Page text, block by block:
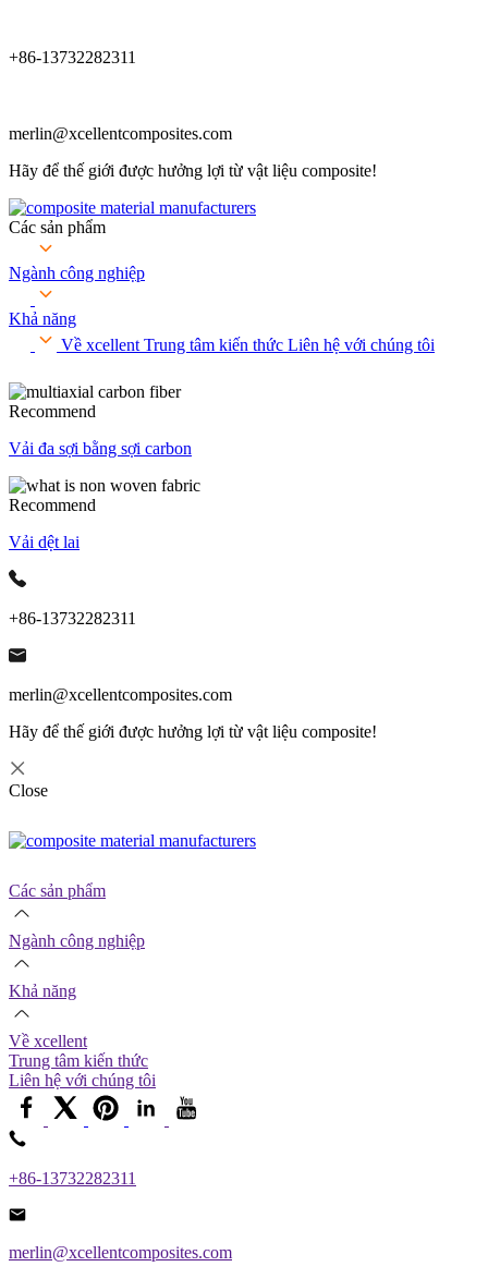
+86-13732282311
merlin@xcellentcomposites.com
Hãy để thế giới được hưởng lợi từ vật liệu composite!
Các sản phẩm
Ngành công nghiệp
Khả năng
Về xcellent Trung tâm kiến ​​thức Liên hệ với chúng tôi
Recommend
Vải đa sợi bằng sợi carbon
Recommend
Vải dệt lai
+86-13732282311
merlin@xcellentcomposites.com
Hãy để thế giới được hưởng lợi từ vật liệu composite!
Close
Các sản phẩm
Ngành công nghiệp
Khả năng
Về xcellent
Trung tâm kiến ​​thức
Liên hệ với chúng tôi
+86-13732282311
merlin@xcellentcomposites.com